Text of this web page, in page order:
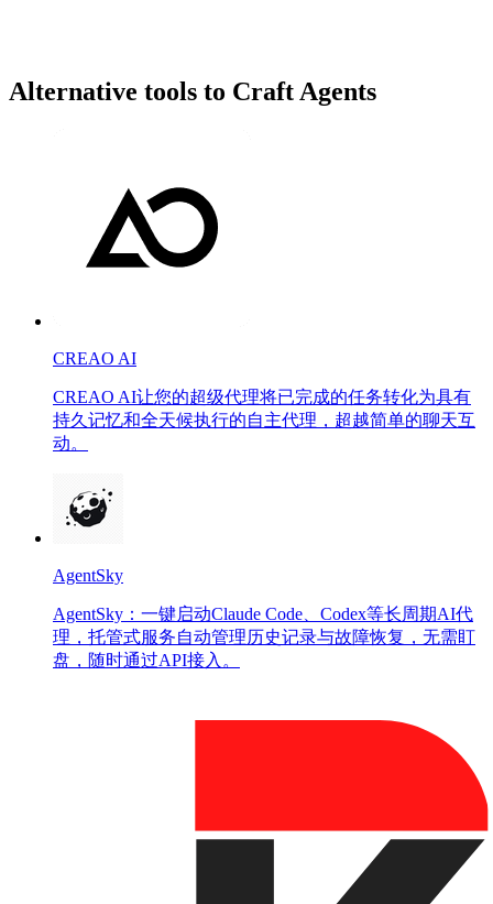
Alternative tools to Craft Agents
CREAO AI
CREAO AI让您的超级代理将已完成的任务转化为具有
持久记忆和全天候执行的自主代理，超越简单的聊天互
动。
AgentSky
AgentSky：一键启动Claude Code、Codex等长周期AI代
理，托管式服务自动管理历史记录与故障恢复，无需盯
盘，随时通过API接入。